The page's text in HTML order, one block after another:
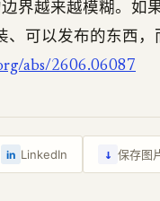
界越来越模糊。如
、可以发布的东西
abs/2606.06087
in LinkedIn ↓ 保存图